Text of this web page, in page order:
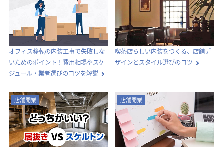
オフィス移転の内装工事で失敗しな
いためのポイント！費用相場やスケ
ジュール・業者選びのコツを解説
喫茶店らしい内装をつくる、店舗デ
ザインとスタイル選びのコツ
店舗開業 店舗開業